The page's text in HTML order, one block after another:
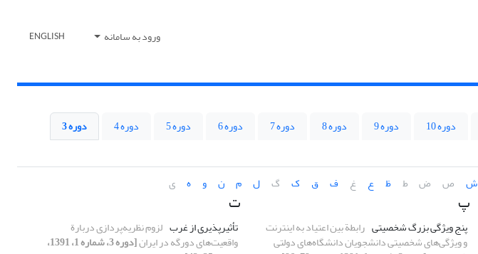
ورود به سامانه ENGLISH
دوره 10 دوره 9 دوره 8 دوره 7 دوره 6 دوره 5 دوره 4
دوره 3
ش ص ض ط ظ ع غ ف ق ک گ ل م ن و ه ی
پ
پنج ویژگی بزرگ شخصیتی رابطة بین اعتیاد به اینترنت
و ویژگی‌های شخصیتی دانشجویان دانشگاه‌های دولتی
ت
تأثیرپذیری از غرب لزوم نظریه‌پردازی دربارة
واقعیت‌های دورگه در ایران [دوره 3، شماره 1، 1391،